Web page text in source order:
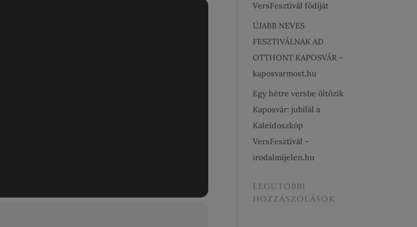
VersFesztivál fődíját
ÚJABB NEVES
FESZTIVÁLNAK AD
OTTHONT KAPOSVÁR –
kaposvarmost.hu
Egy hétre versbe öltözik
Kaposvár: jubilál a
Kaleidoszkóp
VersFesztivál –
irodalmijelen.hu
Legutóbbi
hozzászólások